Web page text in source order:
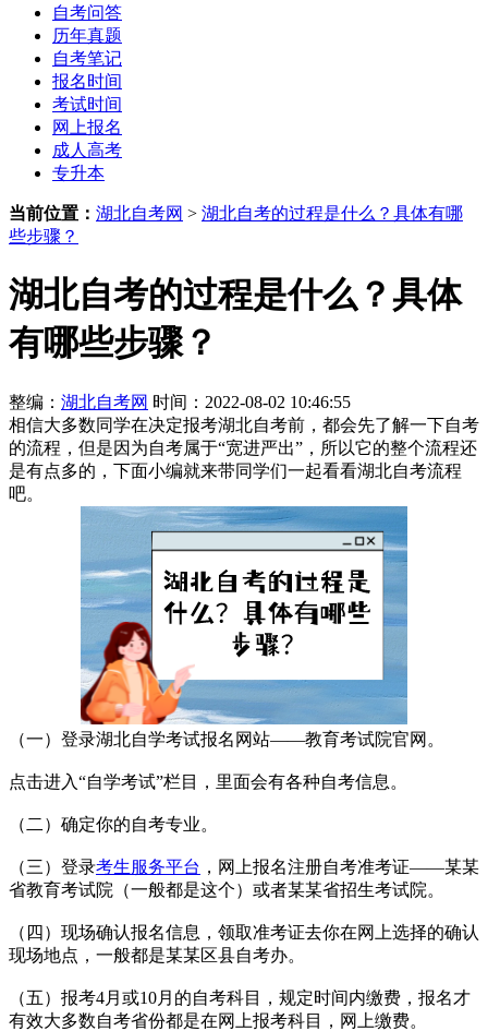
自考问答
历年真题
自考笔记
报名时间
考试时间
网上报名
成人高考
专升本
当前位置： 湖北自考网 > 湖北自考的过程是什么？具体有哪
些步骤？
湖北自考的过程是什么？具体
有哪些步骤？
整编： 湖北自考网 时间：2022-08-02 10:46:55
相信大多数同学在决定报考湖北自考前，都会先了解一下自考
的流程，但是因为自考属于“宽进严出”，所以它的整个流程还
是有点多的，下面小编就来带同学们一起看看湖北自考流程
吧。
（一）登录湖北自学考试报名网站——教育考试院官网。
点击进入“自学考试”栏目，里面会有各种自考信息。
（二）确定你的自考专业。
（三）登录考生服务平台 ，网上报名注册自考准考证——某某
省教育考试院（一般都是这个）或者某某省招生考试院。
（四）现场确认报名信息，领取准考证去你在网上选择的确认
现场地点，一般都是某某区县自考办。
（五）报考4月或10月的自考科目，规定时间内缴费，报名才
有效大多数自考省份都是在网上报考科目，网上缴费。